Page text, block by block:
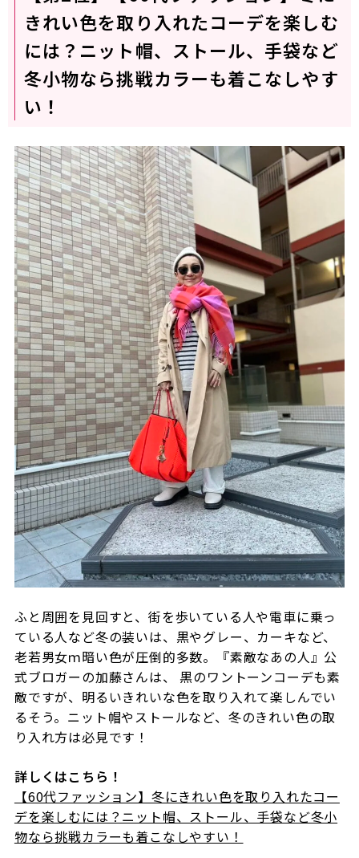
きれい色を取り入れたコーデを楽しむ
には？ニット帽、ストール、手袋など
冬小物なら挑戦カラーも着こなしやす
い！
ふと周囲を見回すと、街を歩いている人や電車に乗っ
ている人など冬の装いは、黒やグレー、カーキなど、
老若男女ｍ暗い色が圧倒的多数。『素敵なあの人』公
式ブロガーの加藤さんは、 黒のワントーンコーデも素
敵ですが、明るいきれいな色を取り入れて楽しんでい
るそう。ニット帽やストールなど、冬のきれい色の取
り入れ方は必見です！
詳しくはこちら！
【60代ファッション】冬にきれい色を取り入れたコー
デを楽しむには？ニット帽、ストール、手袋など冬小
物なら挑戦カラーも着こなしやすい！